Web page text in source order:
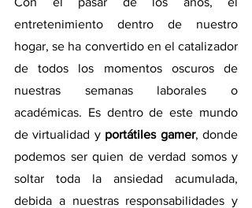
entretenimiento dentro de nuestro
hogar, se ha convertido en el catalizador
de todos los momentos oscuros de
nuestras semanas laborales o
académicas. Es dentro de este mundo
de virtualidad y portátiles gamer, donde
podemos ser quien de verdad somos y
soltar toda la ansiedad acumulada,
debida a nuestras responsabilidades y